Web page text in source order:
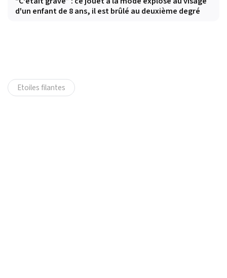
d'un enfant de 8 ans, il est brûlé au deuxième degré
Etoiles filantes